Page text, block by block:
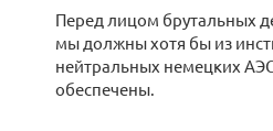
Перед лицом брутальных
мы должны хотя бы из
нейтральных немецких
обеспечены.